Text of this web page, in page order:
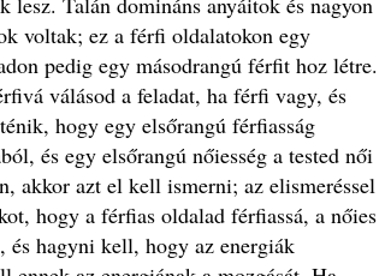
voltak; ez a férfi oldalatokon egy
pedig egy másodrangú férfit hoz létre.
válásod a feladat, ha férfi vagy, és
hogy egy elsőrangú férfiasság
és egy elsőrangú nőiesség a tested női
akkor azt el kell ismerni; az elismeréssel
hogy a férfias oldalad férfiassá, a nőies
és hagyni kell, hogy az energiák